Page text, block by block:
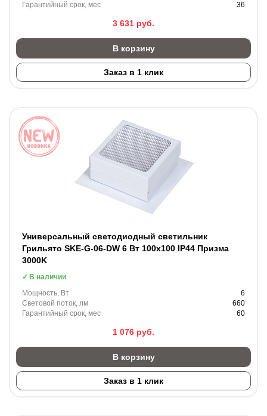
Гарантийный срок, мес
36
3 631 руб.
В корзину
Заказ в 1 клик
Универсальный светодиодный светильник
Грильято SKE-G-06-DW 6 Вт 100x100 IP44 Призма
3000K
В наличии
Мощность, Вт
6
Световой поток, лм
660
Гарантийный срок, мес
60
1 076 руб.
В корзину
Заказ в 1 клик